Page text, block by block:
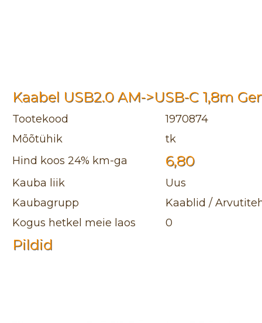
Kaabel USB2.0 AM->USB-C 1,8m
Tootekood
1970874
Mõõtühik
tk
Hind koos 24% km-ga
6,80
Kauba liik
Uus
Kaubagrupp
Kaablid /
Kogus hetkel meie laos
0
Pildid